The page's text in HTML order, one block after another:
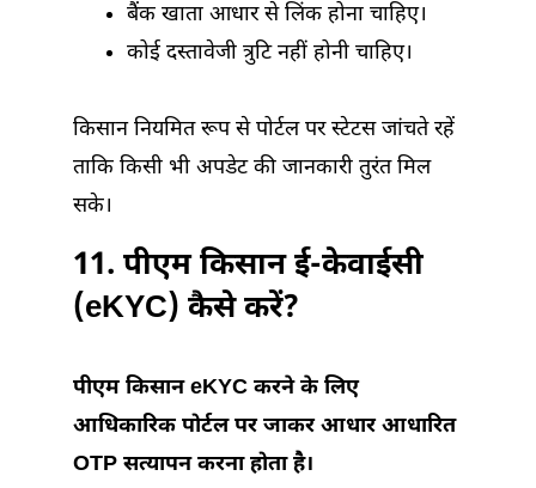
बैंक खाता आधार से लिंक होना चाहिए।
कोई दस्तावेजी त्रुटि नहीं होनी चाहिए।
किसान नियमित रूप से पोर्टल पर स्टेटस जांचते रहें
ताकि किसी भी अपडेट की जानकारी तुरंत मिल
सके।
11. पीएम किसान ई-केवाईसी
(eKYC) कैसे करें?
पीएम किसान eKYC करने के लिए
आधिकारिक पोर्टल पर जाकर आधार आधारित
OTP सत्यापन करना होता है।